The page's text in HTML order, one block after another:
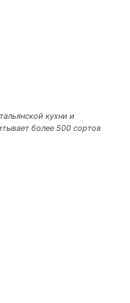
кухни и
более 500 сортов